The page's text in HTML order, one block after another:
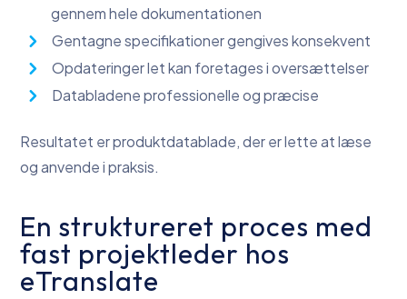
gennem hele dokumentationen
Gentagne specifikationer gengives konsekvent
Opdateringer let kan foretages i oversættelser
Databladene professionelle og præcise
Resultatet er produktdatablade, der er lette at læse
og anvende i praksis.
En struktureret proces med
fast projektleder hos
eTranslate